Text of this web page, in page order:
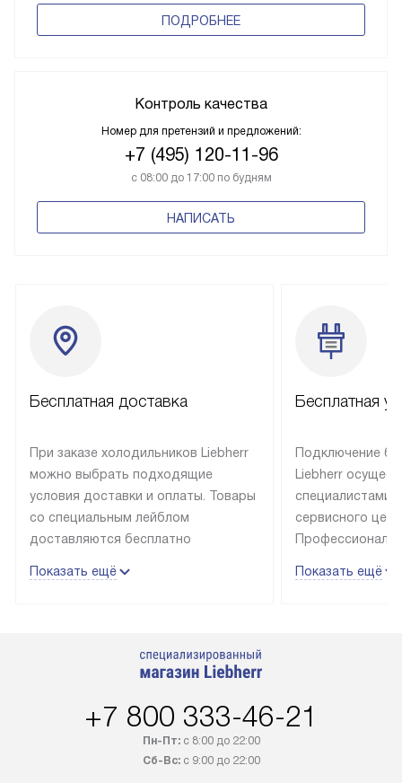
ПОДРОБНЕЕ
Контроль качества
Номер для претензий и предложений:
+7 (495) 120-11-96
с 08:00 до 17:00 по будням
НАПИСАТЬ
Бесплатная доставка
При заказе холодильников Liebherr
можно выбрать подходящие
условия доставки и оплаты. Товары
со специальным лейблом
доставляются бесплатно
до подъезда, выезд за МКАД
в течение трех дней. Доставка
регионы осуществляется через
100% предоплаты наша компания
Показать ещё
Бесплатная
Подключение
Liebherr
специалистами
сервисного
эксплуатации
Стоимость
Показать ещё
+7 800 333-46-21
Пн-Пт:с 8:00 до 22:00
Сб-Вс:с 9:00 до 22:00